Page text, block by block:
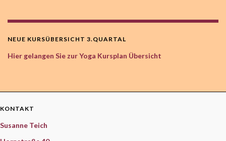
NEUE KURSÜBERSICHT 3.QUARTAL
Hier gelangen Sie zur Yoga Kursplan Übersicht
KONTAKT
Susanne Teich